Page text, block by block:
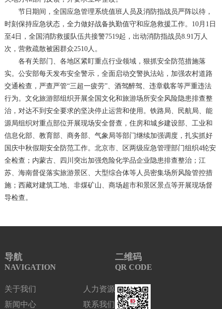
节日期间，全国应急管理系统值班人员及消防指战员严阵以待，
时刻保持应急状态，全力做好战备执勤值守和应急救援工作。10月1日
至4日，全国消防救援队伍共接警7519起，出动消防指战员8.91万人
次，营救疏散被困群众2510人。
各有关部门、各地区紧盯重点行业领域，狠抓安全防范措施落
实。公安部每天发布安全警示，全面启动交警执法站，加强农村道路
交通检查，严查严管“三超一疲劳”、酒驾醉驾、违章载客等严重违法
行为。文化旅游部组织开展全国文化和旅游场所安全风险隐患排查整
治，对达不到安全要求的坚决停止运营和使用。铁路局、民航局、能
源局组织对重点部位开展现场安全督查，住房和城乡建设部、工业和
信息化部、教育部、商务部、气象局等部门继续加强调度，扎实抓好
国庆中秋假期安全防范工作。北京市、区两级应急管理部门组织4轮安
全检查；内蒙古、四川突出加强危险化学品企业隐患排查整治；江
苏、海南督促落实旅游景区、大型综合体等人员密集场所风险管控措
施；西藏对建筑工地、非煤矿山、商场超市和景区景点等开展现场督
导检查。
导航
NAVIGATION
关于我们
新闻中心
人力资源
联系我们
二维码
QR CODE